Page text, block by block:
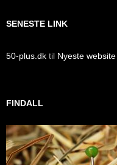
SENESTE LINK
50-plus.dk til Nyeste website
FINDALL